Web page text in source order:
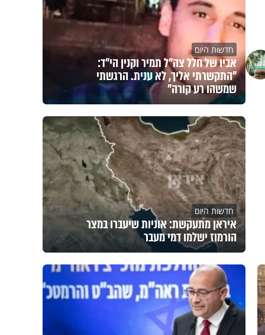
חדשות היום
אביו של חלל צה"ל תמיר וקנין הי"ד:
"התקשרתי אליך, לא ענית. הרגשתי
שמשהו רע קורה"
חדשות היום
איראן מתעקשת: אוניות שיעברו במצר
הורמוז ישלמו דמי מעבר